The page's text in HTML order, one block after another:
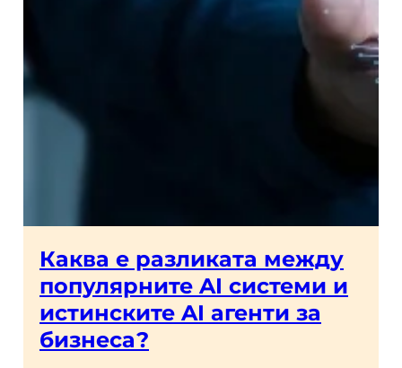
Каква е разликата между
популярните AI системи и
истинските AI агенти за
бизнеса?